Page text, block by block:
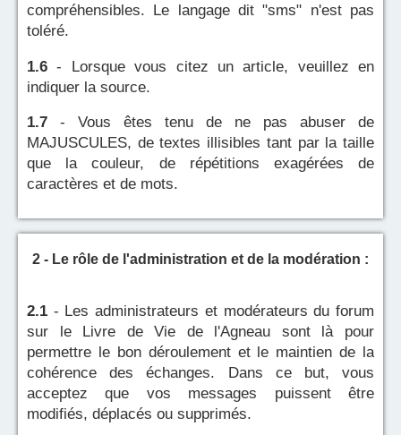
compréhensibles. Le langage dit "sms" n'est pas
toléré.
1.6 - Lorsque vous citez un article, veuillez en
indiquer la source.
1.7 - Vous êtes tenu de ne pas abuser de
MAJUSCULES, de textes illisibles tant par la taille
que la couleur, de répétitions exagérées de
caractères et de mots.
2 - Le rôle de l'administration et de la modération :
2.1 - Les administrateurs et modérateurs du forum
sur le Livre de Vie de l'Agneau sont là pour
permettre le bon déroulement et le maintien de la
cohérence des échanges. Dans ce but, vous
acceptez que vos messages puissent être
modifiés, déplacés ou supprimés.